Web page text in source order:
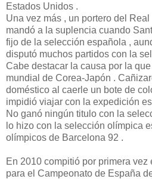
Estados Unidos .
Una vez más , un portero del
mandó a la suplencia cuando
fijo de la selección española ,
disputó muchos partidos con la
Cabe destacar la causa por la
mundial de Corea-Japón .
doméstico al caerle un bote de
impidió viajar con la expedición
No ganó ningún titulo con la
lo hizo con la selección olímpica
olímpicos de Barcelona 92 .
En 2010 compitió por primera
para el Campeonato de España